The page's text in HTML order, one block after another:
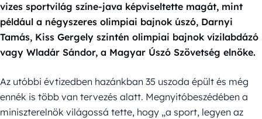
vizes sportvilág színe-java képviseltette magát, mint
például a négyszeres olimpiai bajnok úszó, Darnyi
Tamás, Kiss Gergely szintén olimpiai bajnok vízilabdázó
vagy Wladár Sándor, a Magyar Úszó Szövetség elnöke.
Az utóbbi évtizedben hazánkban 35 uszoda épült és még
ennék is több van tervezés alatt. Megnyitóbeszédében a
miniszterelnök világossá tette, hogy „a sport, legyen az